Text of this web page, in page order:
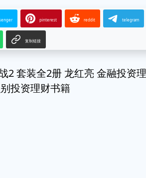
pinterest reddit telegram
复制链接
2 套装全2册 龙红亮 金融投资理
投资理财书籍